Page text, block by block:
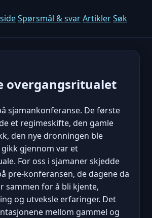
Spørsmål & svarArtiklerSøk
overgangsritualet
sjamankonferanse. De første
et regimeskifte, den gamle
den nye dronningen ble
gjennom var et
For oss i sjamaner skjedde
pre-konferansen, de dagene da
sammen for å bli kjente,
og utveksle erfaringer. Det
mellom gammel og